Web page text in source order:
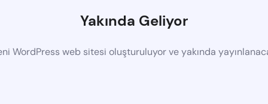
Yakında Geliyor
WordPress web sitesi oluşturuluyor ve yakında